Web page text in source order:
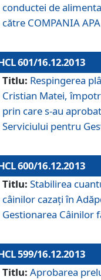
conductei de
către COMPANIA
601/16.12.2013
Titlu: Respingerea
Cristian Matei,
prin care s-au
Serviciului pentru
600/16.12.2013
Titlu: Stabilirea
câinilor cazaţi în
Gestionarea Câinilor
599/16.12.2013
Titlu: Aprobarea